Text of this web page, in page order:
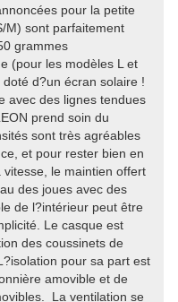
pour la petite
M) sont parfaitement
grammes
(pour les modèles L et
d?un écran solaire !
avec des lignes tendues
prend soin du
sont très agréables
et pour rester bien en
le maintien offert
des joues avec des
de l?intérieur peut être
Le casque est
des coussinets de
pour sa part est
amovible et de
La ventilation se